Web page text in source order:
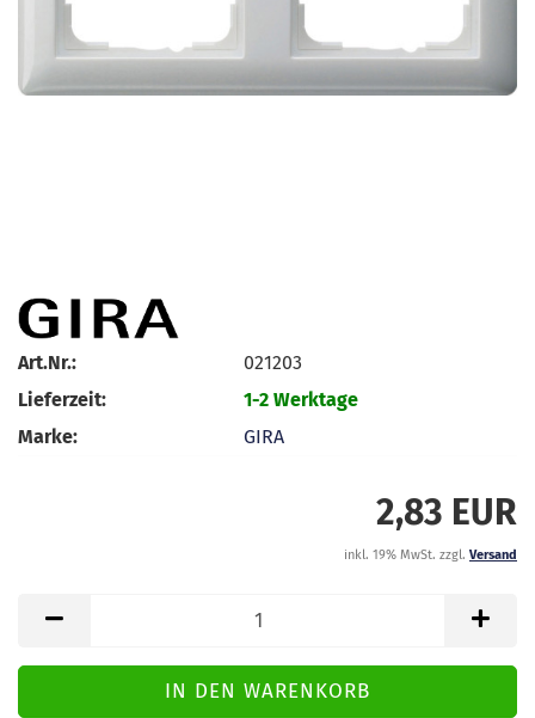
Art.Nr.:
021203
Lieferzeit:
1-2 Werktage
Marke:
GIRA
2,83 EUR
inkl. 19% MwSt. zzgl. Versand